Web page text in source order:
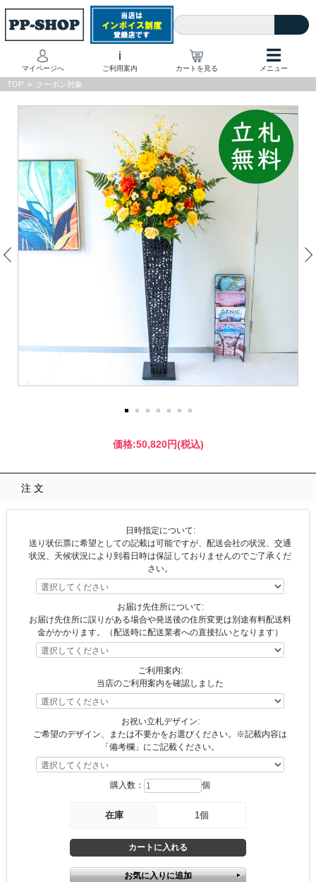
マイページへ
i
ご利用案内 カートを見る
☰
メニュー
TOP > クーポン対象
価格:50,820円(税込)
注文
日時指定について:
送り状伝票に希望としての記載は可能ですが、配送会社の状況、交通
状況、天候状況により到着日時は保証しておりませんのでご了承くだ
さい。
お届け先住所について:
お届け先住所に誤りがある場合や発送後の住所変更は別途有料配送料
金がかかります。（配送時に配送業者への直接払いとなります）
ご利用案内:
当店のご利用案内を確認しました
お祝い立札デザイン:
ご希望のデザイン、または不要かをお選びください。※記載内容は
「備考欄」にご記載ください。
購入数： 個
在庫 1個